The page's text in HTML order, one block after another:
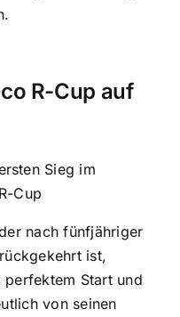
R-Cup auf
Sieg im
Cup
nach fünfjähriger
ist,
perfektem Start und
von seinen